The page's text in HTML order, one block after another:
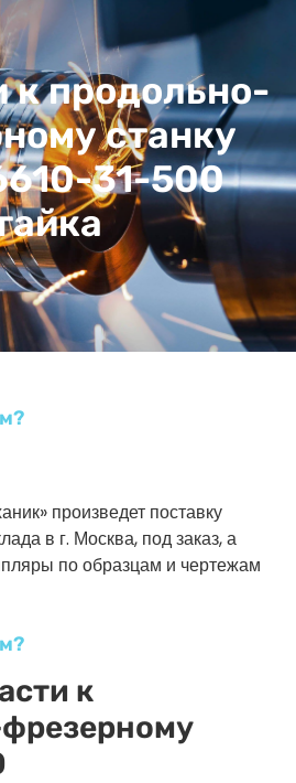
к продольно-
станку
31-500
произведет поставку
в г. Москва, под заказ, а
по образцам и чертежам
к